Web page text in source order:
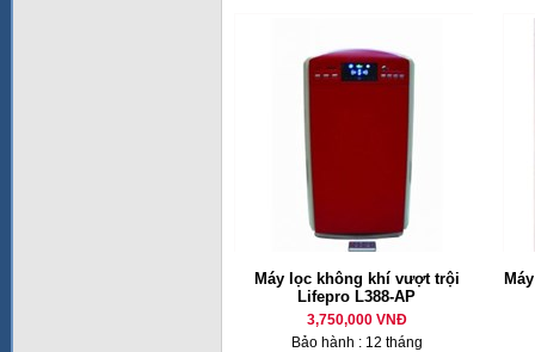
Máy lọc không khí vượt trội
Lifepro L388-AP
3,750,000 VNĐ
Bảo hành : 12 tháng